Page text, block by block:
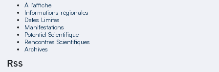
À l'affiche
Informations régionales
Dates Limites
Manifestations
Potentiel Scientifique
Rencontres Scientifiques
Archives
Rss